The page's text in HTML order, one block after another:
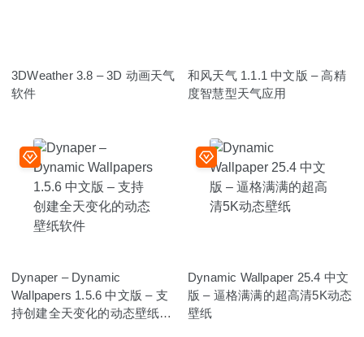
3DWeather 3.8 – 3D 动画天气
软件
和风天气 1.1.1 中文版 – 高精
度智慧型天气应用
Dynaper – Dynamic
Wallpapers 1.5.6 中文版 – 支
持创建全天变化的动态壁纸软
Dynamic Wallpaper 25.4 中文
版 – 逼格满满的超高清5K动态
壁纸